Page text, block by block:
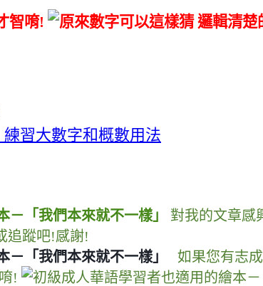
智唷!
習大數字和概數用法
對我的文章感
追蹤吧!感謝!
如果您有志
!